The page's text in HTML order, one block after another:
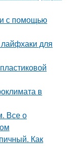
с помощью
для
в
Все о
Как